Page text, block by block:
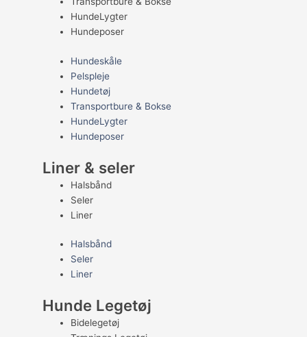
HundeLygter
Hundeposer
Hundeskåle
Pelspleje
Hundetøj
Transportbure & Bokse
HundeLygter
Hundeposer
Liner & seler
Halsbånd
Seler
Liner
Halsbånd
Seler
Liner
Hunde Legetøj
Bidelegetøj